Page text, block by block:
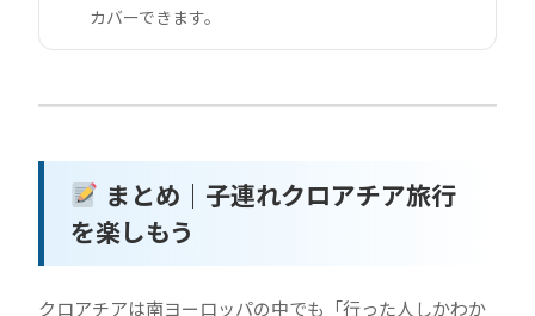
カバーできます。
まとめ｜子連れクロアチア旅行
を楽しもう
クロアチアは南ヨーロッパの中でも「行った人しかわか